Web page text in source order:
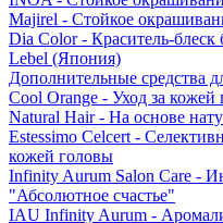
Majirel - Стойкое
Dia Color - Краситель-блеск
Lebel (Япония)
Дополнительные средства
Cool Orange - Уход за
Natural Hair - На основе
Estessimo Celcert -
кожей головы
Infinity Aurum Salon Care -
"Абсолютное счастье"
IAU Infinity Aurum -